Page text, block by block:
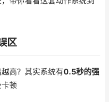
区
高？其实系统有0.5秒的强
顿